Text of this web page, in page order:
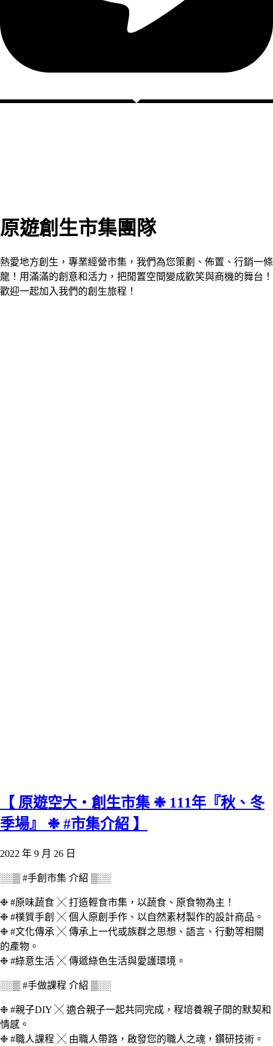
原遊創生市集團隊
熱愛地方創生，專業經營市集，我們為您策劃、佈置、行銷一條
龍！用滿滿的創意和活力，把閒置空間變成歡笑與商機的舞台！
歡迎一起加入我們的創生旅程！
【 原遊空大‧創生市集 ❉ 111年『秋、冬
季場』 ❉ #市集介紹 】
2022 年 9 月 26 日
░░▒ #手創市集 介紹 ▒░░
❉ #原味蔬食 ╳ 打造輕食市集，以蔬食、原食物為主！
❉ #樸質手創 ╳ 個人原創手作、以自然素材製作的設計商品。
❉ #文化傳承 ╳ 傳承上一代或族群之思想、語言、行動等相關
的產物。
❉ #綠意生活 ╳ 傳遞綠色生活與愛護環境。
░░▒ #手做課程 介紹 ▒░░
❉ #親子DIY ╳ 適合親子一起共同完成，程培養親子間的默契和
情感。
❉ #職人課程 ╳ 由職人帶路，啟發您的職人之魂，鑽研技術。